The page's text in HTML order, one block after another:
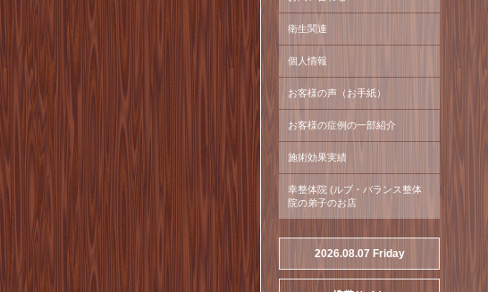
衛生関連
個人情報
お客様の声（お手紙）
お客様の症例の一部紹介
施術効果実績
幸整体院 (ルブ・バランス整体
院の弟子のお店
2026.08.07 Friday